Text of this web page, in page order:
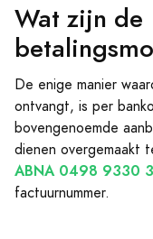
Wat zijn de
De enige manier
ontvangt, is per
bovengenoemde
dienen overgemaakt
ABNA 0498 9330
factuurnummer.